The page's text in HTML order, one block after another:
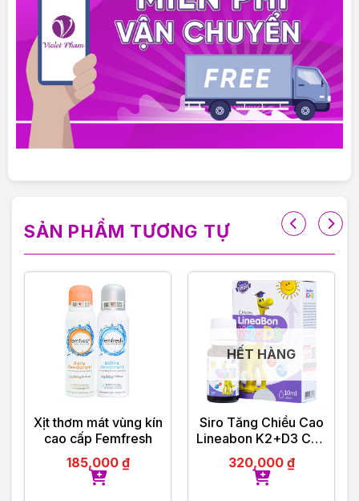
VIOLET PHAM CAM KẾT:
– 100% Chính hãng, được ủy quyền phân phối trực
tiếp.
– Cam kết đổi trả, hoàn tiền nếu giao sai, nhầm,
thiếu sản phẩm
– Hỗ trợ tư vấn giải đáp thắc mắc 24/24
———————————
VIOLET PHAM – CHẤT LƯỢNG ĐI CÙNG TÂM
SẢN PHẨM TƯƠNG TỰ
Xịt thơm mát vùng kín
cao cấp Femfresh
185,000 ₫
HẾT HÀNG
Siro Tăng Chiều Cao
Lineabon K2+D3 Cho
Bé 10ml
320,000 ₫